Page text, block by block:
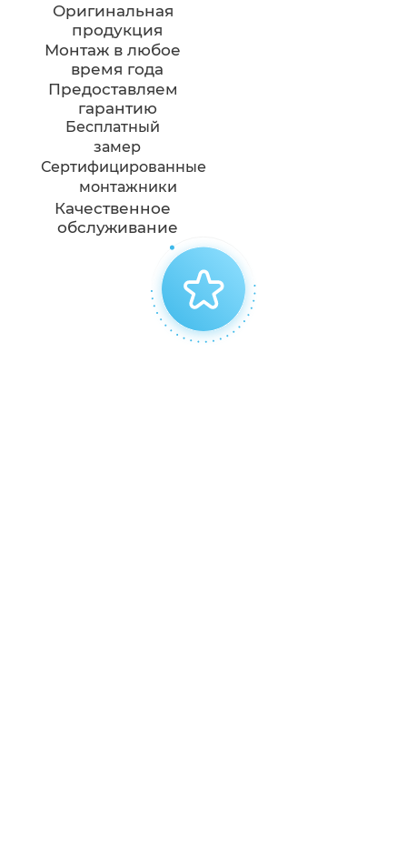
Оригинальная
продукция
Монтаж в любое
время года
Предоставляем
гарантию
Бесплатный
замер
Сертифицированные
монтажники
Качественное
обслуживание